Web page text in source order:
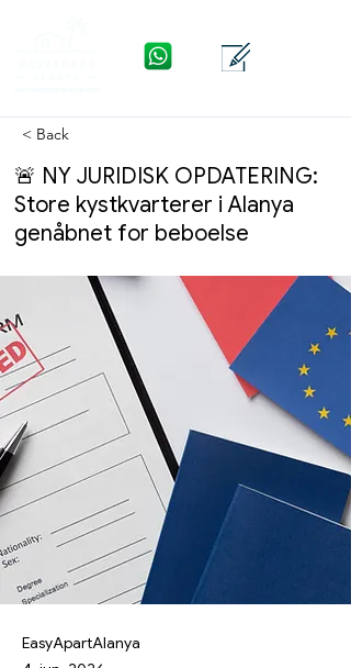
< Back
🚨 NY JURIDISK OPDATERING:
Store kystkvarterer i Alanya
genåbnet for beboelse
EasyApartAlanya